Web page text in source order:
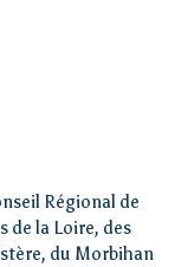
Régional de
de la Loire, des
du Morbihan